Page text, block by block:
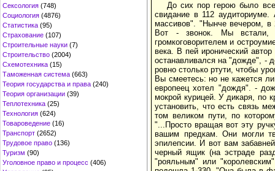
Сексология (748)
Социология (4876)
Статистика (95)
Страхование (107)
Строительные науки (7)
Строительство (2004)
Схемотехника (15)
Таможенная система (663)
Теория государства и права (240)
Теория организации (39)
Теплотехника (25)
Технология (624)
Товароведение (16)
Транспорт (2652)
Трудовое право (136)
Туризм (90)
Уголовное право и процесс (406)
До сих пор герою было
свидание в 112 аудиториуме.
массивов". "Нынче вечером, в
Вот - звонок. Мы встали,
громкоговорителем и
века. В пей иронический
останавливался на "дожде", -
ровно столько ртути, чтобы
Вы смеетесь: но не кажется
европеец хотел "дождя". -
мокрой курицей. У дикаря, по
установить, что есть связь
том великом пути, по
"...Просто вращая вот эту
вашим предкам. Они могли
эпилепсии. И вот вам
черный ящик (на эстраде
"рояльным" или